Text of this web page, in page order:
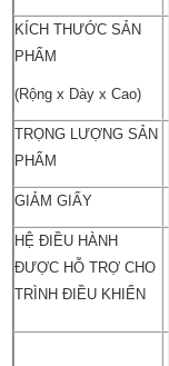
KÍCH THƯỚC SẢN
PHẨM
(Rộng x Dày x Cao)
TRỌNG LƯỢNG SẢN
PHẨM
GIẢM GIẤY
HỆ ĐIỀU HÀNH
ĐƯỢC HỖ TRỢ CHO
TRÌNH ĐIỀU KHIỂN